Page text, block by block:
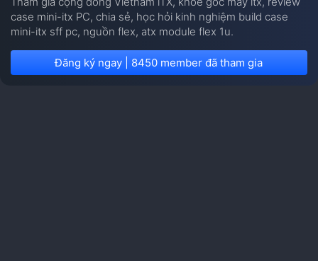
case mini-itx PC, chia sẻ, học hỏi kinh nghiệm build case
mini-itx sff pc, nguồn flex, atx module flex 1u.
Đăng ký ngay | 8450 member đã tham gia